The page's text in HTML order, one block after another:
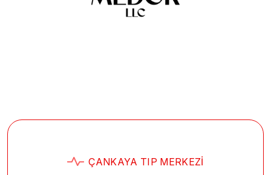
ÇANKAYA TIP MERKEZI